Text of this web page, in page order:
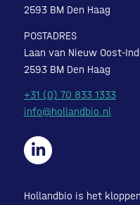
2593 BM Den Haag
POSTADRES
Laan van Nieuw Oost-
2593 BM Den Haag
+31 (0) 70 833 1333
info@hollandbio.nl
Hollandbio is het